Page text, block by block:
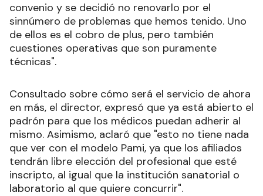
convenio y se decidió no renovarlo por el
sinnúmero de problemas que hemos tenido. Uno
de ellos es el cobro de plus, pero también
cuestiones operativas que son puramente
técnicas".
Consultado sobre cómo será el servicio de ahora
en más, el director, expresó que ya está abierto el
padrón para que los médicos puedan adherir al
mismo. Asimismo, aclaró que "esto no tiene nada
que ver con el modelo Pami, ya que los afiliados
tendrán libre elección del profesional que esté
inscripto, al igual que la institución sanatorial o
laboratorio al que quiere concurrir".